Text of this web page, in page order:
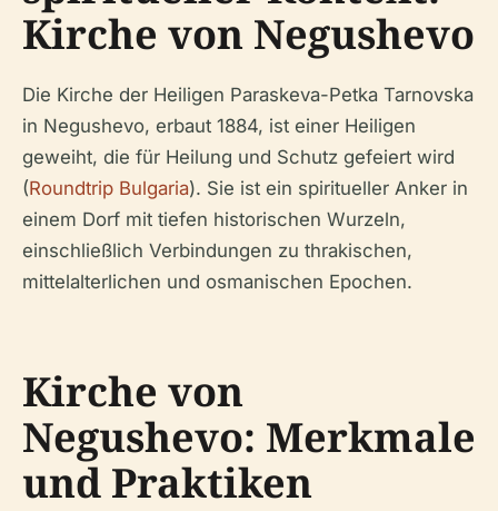
Kirche von Negushevo
Die Kirche der Heiligen Paraskeva-Petka Tarnovska
in Negushevo, erbaut 1884, ist einer Heiligen
geweiht, die für Heilung und Schutz gefeiert wird
(Roundtrip Bulgaria). Sie ist ein spiritueller Anker in
einem Dorf mit tiefen historischen Wurzeln,
einschließlich Verbindungen zu thrakischen,
mittelalterlichen und osmanischen Epochen.
Kirche von
Negushevo: Merkmale
und Praktiken